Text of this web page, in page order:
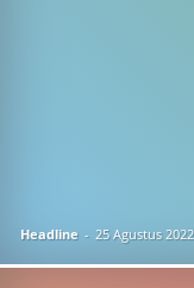
Headline - 25 Agustus 2022